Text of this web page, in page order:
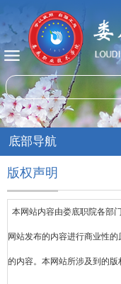
底部导航
版权声明
本网站内容由娄底职院各部
网站发布的内容进行商业性
的内容。 本网站所涉及到的版